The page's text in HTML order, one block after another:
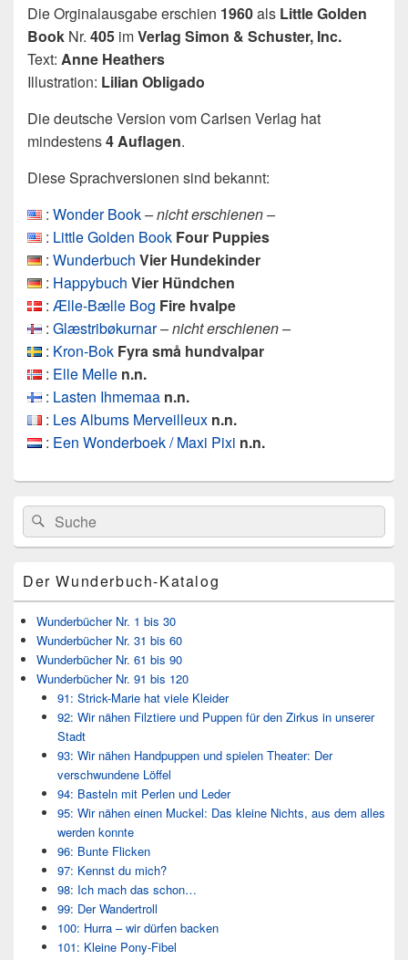
Die Orginalausgabe erschien 1960als Little Golden
Book Nr. 405 imVerlag Simon & Schuster, Inc.
Text: Anne Heathers
Illustration: Lilian Obligado
Die deutsche Version vom Carlsen Verlag hat
mindestens4 Auflagen.
Diese Sprachversionen sind bekannt:
: Wonder Book– nicht erschienen –
: Little Golden Book Four Puppies
: Wunderbuch Vier Hundekinder
: Happybuch Vier Hündchen
: Ælle-Bælle Bog Fire hvalpe
: Glæstribøkurnar– nicht erschienen –
: Kron-Bok Fyra små hundvalpar
: Elle Melle n.n.
: Lasten Ihmemaa n.n.
: Les Albums Merveilleux n.n.
: Een Wonderboek / Maxi Pixi n.n.
Primärer
Seitenleisten
Widget-
Bereich
Search
for:
Suche
Der Wunderbuch-Katalog
Wunderbücher Nr. 1 bis 30
Wunderbücher Nr. 31 bis 60
Wunderbücher Nr. 61 bis 90
Wunderbücher Nr. 91 bis 120
91: Strick-Marie hat viele Kleider
92: Wir nähen Filztiere und Puppen für den Zirkus in unserer
Stadt
93: Wir nähen Handpuppen und spielen Theater: Der
verschwundene Löffel
94: Basteln mit Perlen und Leder
95: Wir nähen einen Muckel: Das kleine Nichts, aus dem alles
werden konnte
96: Bunte Flicken
97: Kennst du mich?
98: Ich mach das schon…
99: Der Wandertroll
100: Hurra – wir dürfen backen
101: Kleine Pony-Fibel